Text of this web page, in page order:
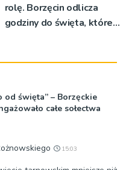
rolę. Borzęcin odlicza
godziny do święta, które
od święta” – Borzęckie
całe sołectwa
15:03